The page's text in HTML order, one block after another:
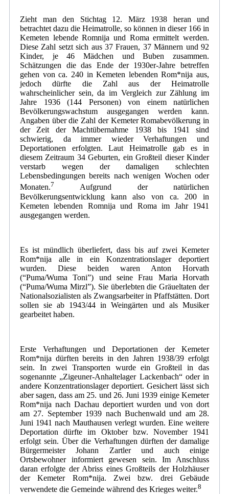
Zieht man den Stichtag 12. März 1938 heran und
betrachtet dazu die Heimatrolle, so können in dieser 166 in
Kemeten lebende Romnija und Roma ermittelt werden.
Diese Zahl setzt sich aus 37 Frauen, 37 Männern und 92
Kinder, je 46 Mädchen und Buben zusammen.
Schätzungen die das Ende der 1930er-Jahre betreffen
gehen von ca. 240 in Kemeten lebenden Rom*nija aus,
jedoch dürfte die Zahl aus der Heimatrolle
wahrscheinlicher sein, da im Vergleich zur Zählung im
Jahre 1936 (144 Personen) von einem natürlichen
Bevölkerungswachstum ausgegangen werden kann.
Angaben über die Zahl der Kemeter Romabevölkerung in
der Zeit der Machtübernahme 1938 bis 1941 sind
schwierig, da immer wieder Verhaftungen und
Deportationen erfolgten. Laut Heimatrolle gab es in
diesem Zeitraum 34 Geburten, ein Großteil dieser Kinder
verstarb wegen der damaligen schlechten
Lebensbedingungen bereits nach wenigen Wochen oder
Monaten.7
Aufgrund der natürlichen
Bevölkerungsentwicklung kann also von ca. 200 in
Kemeten lebenden Romnija und Roma im Jahr 1941
ausgegangen werden.
Es ist mündlich überliefert, dass bis auf zwei Kemeter
Rom*nija alle in ein Konzentrationslager deportiert
wurden. Diese beiden waren Anton Horvath
(“Puma/Wuma Toni”) und seine Frau Maria Horvath
(“Puma/Wuma Mirzl”). Sie überlebten die Gräueltaten der
Nationalsozialisten als Zwangsarbeiter in Pfaffstätten. Dort
sollen sie ab 1943/44 in Weingärten und als Musiker
gearbeitet haben.
Erste Verhaftungen und Deportationen der Kemeter
Rom*nija dürften bereits in den Jahren 1938/39 erfolgt
sein. In zwei Transporten wurde ein Großteil in das
sogenannte „Zigeuner-Anhaltelager Lackenbach“ oder in
andere Konzentrationslager deportiert. Gesichert lässt sich
aber sagen, dass am 25. und 26. Juni 1939 einige Kemeter
Rom*nija nach Dachau deportiert wurden und von dort
am 27. September 1939 nach Buchenwald und am 28.
Juni 1941 nach Mauthausen verlegt wurden. Eine weitere
Deportation dürfte im Oktober bzw. November 1941
erfolgt sein. Über die Verhaftungen dürften der damalige
Bürgermeister Johann Zartler und auch einige
Ortsbewohner informiert gewesen sein. Im Anschluss
daran erfolgte der Abriss eines Großteils der Holzhäuser
der Kemeter Rom*nija. Zwei bzw. drei Gebäude
verwendete die Gemeinde während des Krieges weiter.8